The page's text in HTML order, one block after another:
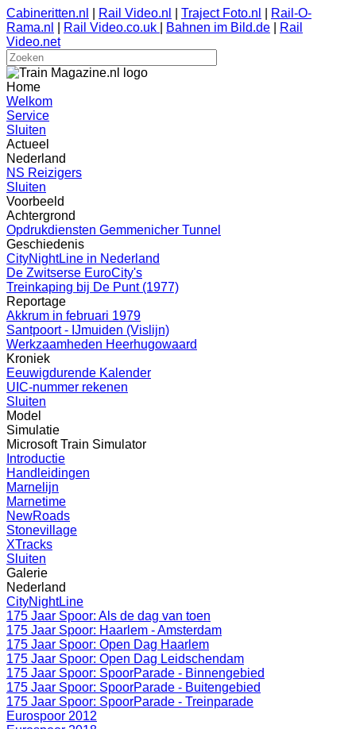
Cabineritten.nl Rail Video.nl Traject Foto.nl
Rail-O-
Rama.nl
Rail Video.co.uk Bahnen im Bild.de
Rail
Video.net
Home
Welkom
Service
Sluiten
Actueel
Nederland
NS Reizigers
Sluiten
Voorbeeld
Achtergrond
Opdrukdiensten Gemmenicher Tunnel
Geschiedenis
CityNightLine in Nederland
De Zwitserse EuroCity's
Treinkaping bij De Punt (1977)
Reportage
Akkrum in februari 1979
Santpoort - IJmuiden (Vislijn)
Werkzaamheden Heerhugowaard
Kroniek
Eeuwigdurende Kalender
UIC-nummer rekenen
Sluiten
Model
Simulatie
Microsoft Train Simulator
Introductie
Handleidingen
Marnelijn
Marnetime
NewRoads
Stonevillage
XTracks
Sluiten
Galerie
Nederland
CityNightLine
175 Jaar Spoor: Als de dag van toen
175 Jaar Spoor: Haarlem - Amsterdam
175 Jaar Spoor: Open Dag Haarlem
175 Jaar Spoor: Open Dag Leidschendam
175 Jaar Spoor: SpoorParade - Binnengebied
175 Jaar Spoor: SpoorParade - Buitengebied
175 Jaar Spoor: SpoorParade - Treinparade
Eurospoor 2012